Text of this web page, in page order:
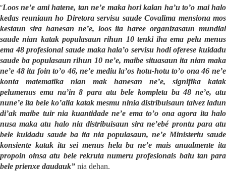
“Loos ne’e ami hatene, tan ne’e maka hori kalan ha’u to’o mai halo
kedas reuniaun ho Diretora servisu saude Covalima mensiona mos
kestaun sira hanesan ne’e, loos ita haree organizasaun mundial
saude nian katak populasaun rihun 10 tenkiiha ema pelu menus
ema 48 profesional saude maka hala’o servisu hodi oferese kuidadu
saude ba populasaun rihun 10 ne’e, maibe situasaun ita nian maka
ne’e 48 ita foin to’o 46, ne’e mediu la’os hotu-hotu to’o ona 46 ne’e
konta matematika nian mak hanesan ne’e, signifika katak
pelumenus ema na’in 8 para atu bele kompleta ba 48 ne’e, atu
nune’e ita bele ko’alia katak mesmu ninia distribuisaun talvezladun
di’ak maibe tuir nia kuantidade ne’e ema to’o ona agora ita halo
nusa maka atu halo nia distribuisaun sira ne’ebé prontu para atu
bele kuidadu saude ba ita nia populasaun, ne’e Ministeriu saude
konsiente katak ita sei menus hela ba ne’e mais anualmente ita
propoin oinsa atu bele rekruta numeru profesionais balu tan para
bele prienxe daudauk” nia dehan.